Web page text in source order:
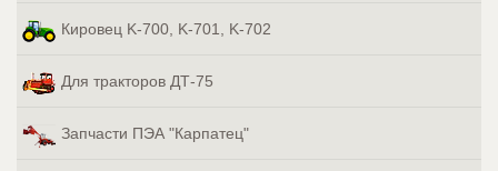
Кировец K-700, K-701, K-702
Для тракторов ДТ-75
Запчасти ПЭА "Карпатец"